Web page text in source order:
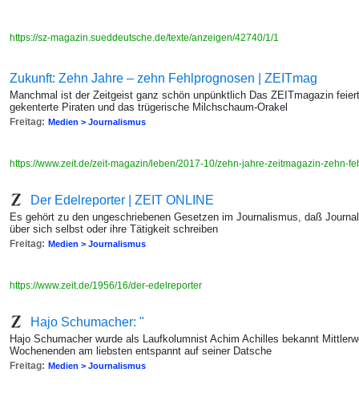
https://sz-magazin.sueddeutsche.de/texte/anzeigen/42740/1/1
Zukunft: Zehn Jahre – zehn Fehlprognosen | ZEITmag
Manchmal ist der Zeitgeist ganz schön unpünktlich Das ZEITmagazin
gekenterte Piraten und das trügerische Milchschaum-Orakel
Freitag: Medien > Journalismus
https://www.zeit.de/zeit-magazin/leben/2017-10/zehn-jahre-zeitmagazin-zehn-
Der Edelreporter | ZEIT ONLINE
Es gehört zu den ungeschriebenen Gesetzen im Journalismus, daß
über sich selbst oder ihre Tätigkeit schreiben
Freitag: Medien > Journalismus
https://www.zeit.de/1956/16/der-edelreporter
Hajo Schumacher: "
Hajo Schumacher wurde als Laufkolumnist Achim Achilles bekannt
Wochenenden am liebsten entspannt auf seiner Datsche
Freitag: Medien > Journalismus